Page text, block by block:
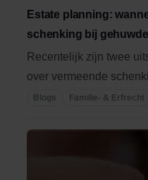
Estate planning:
schenking bij
Recentelijk zijn twee
over vermeende
echtgenoten. In beide ...
Blogs Familie- & Erfrecht